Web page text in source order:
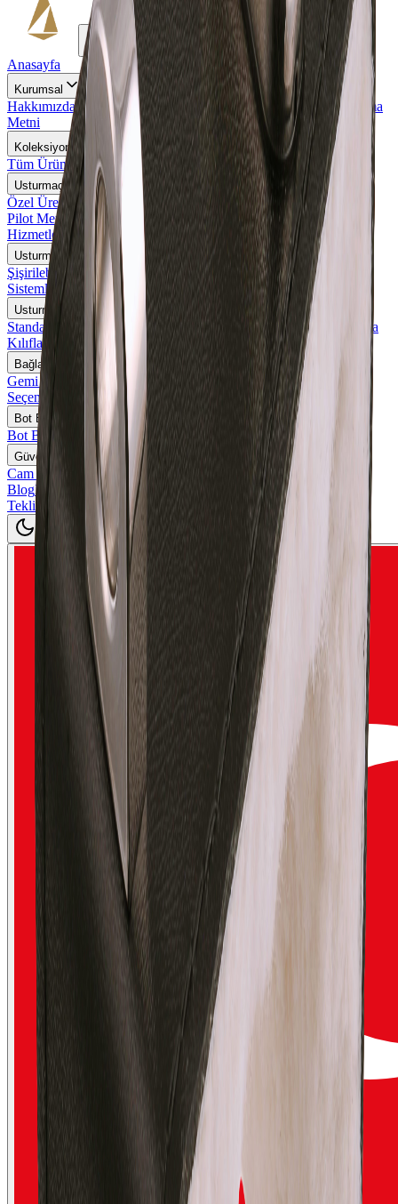
Anasayfa
Kurumsal
HakkımızdaKalite Politikamız Gizlilik Politikası
KVKK Aydınlatma
Metni
Koleksiyon
Tüm Ürünler
Usturmaça Askısı
Özel Üretim Usturmaça Askıları
Pilot Merdiveni Askıları
Usturmaça Askısı Tamir ve Revizyon
Hizmetleri
Usturmaçalar
Şişirilebilir Silindirik UsturmaçalarÖzel Tasarım Usturmaça
Sistemleri
Usturmaça Kılıfları
Standart Ölçü Usturmaça Kılıfları
Özel Ölçü ve Logolu Usturmaça
Kılıfları
Bağlama ve Usturmaça Halatları
Gemi Bağlama Halatları Usturmaça Halatları Özel Boy ve Renk
Seçenekleri
Bot Bağlama Kamçıları
Bot Bağlama Askıları
Güverte Donanımları ve Aksesuarlar
Cam Kilitler
Blogİletişim
Teklif İsteyin